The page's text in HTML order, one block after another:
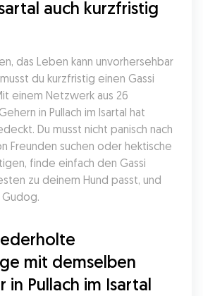
auch kurzfristig
das Leben kann unvorhersehbar
du kurzfristig einen Gassi
einem Netzwerk aus 26
in Pullach im Isartal hat
Du musst nicht panisch nach
Freunden suchen oder hektische
finde einfach den Gassi
zu deinem Hund passt, und
mit demselben
in Pullach im Isartal